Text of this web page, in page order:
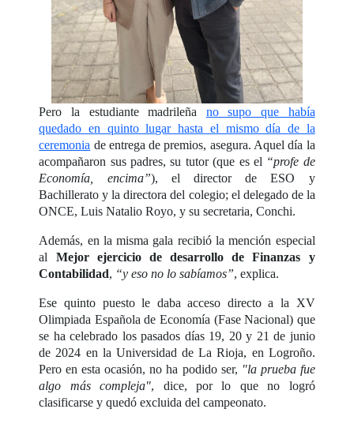
Pero la estudiante madrileña no supo que había
quedado en quinto lugar hasta el mismo día de la
ceremonia de entrega de premios, asegura. Aquel día la
acompañaron sus padres, su tutor (que es el “profe de
Economía, encima”), el director de ESO y
Bachillerato y la directora del colegio; el delegado de la
ONCE, Luis Natalio Royo, y su secretaria, Conchi.
Además, en la misma gala recibió la mención especial
al Mejor ejercicio de desarrollo de Finanzas y
Contabilidad, “y eso no lo sabíamos”, explica.
Ese quinto puesto le daba acceso directo a la XV
Olimpiada Española de Economía (Fase Nacional) que
se ha celebrado los pasados días 19, 20 y 21 de junio
de 2024 en la Universidad de La Rioja, en Logroño.
Pero en esta ocasión, no ha podido ser, "la prueba fue
algo más compleja", dice, por lo que no logró
clasificarse y quedó excluida del campeonato.